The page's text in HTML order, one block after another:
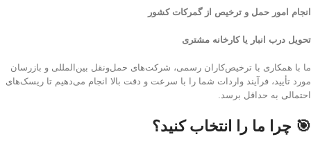
انجام امور حمل و ترخیص از گمرکات کشور
تحویل درب انبار یا کارخانه مشتری
ما با همکاری با ترخیص‌کاران رسمی، شرکت‌های حمل‌ونقل بین‌المللی و بازرسان
مورد تأیید، فرآیند واردات شما را با سرعت و دقت بالا انجام می‌دهیم تا ریسک‌های
احتمالی به حداقل برسد.
🎯 چرا ما را انتخاب کنید؟